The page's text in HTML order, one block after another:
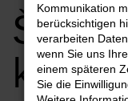
Kommunikation
berücksichtigen
verarbeiten
wenn Sie uns
einem späteren
Sie die